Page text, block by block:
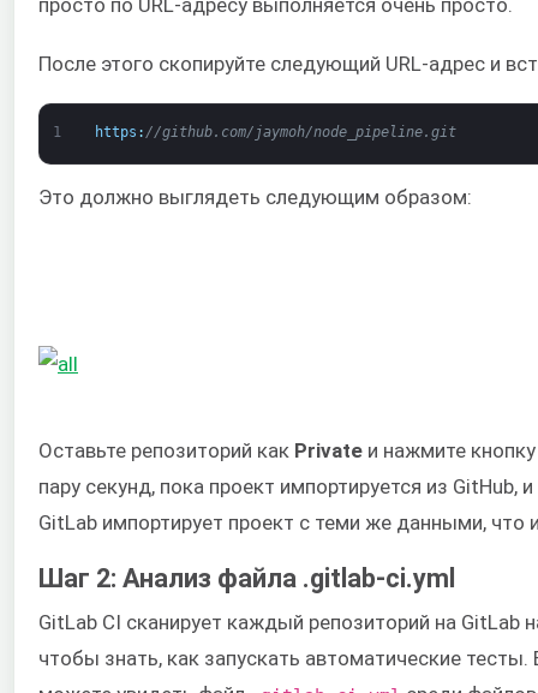
просто по URL-адресу выполняется очень просто.
После этого скопируйте следующий URL-адрес и
1 https : //github.com/jaymoh/node_pipeline.git
Это должно выглядеть следующим образом:
Оставьте репозиторий как Private и нажмите
пару секунд, пока проект импортируется из
GitLab импортирует проект с теми же данными, что
Шаг 2: Анализ файла .gitlab-ci.yml
GitLab CI сканирует каждый репозиторий на GitLab
чтобы знать, как запускать автоматические